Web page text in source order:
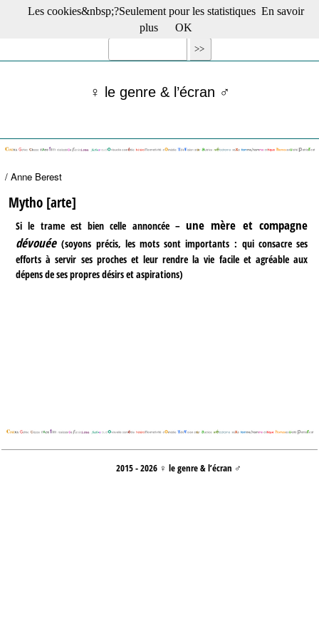
☰ Menu
Films récents
Films -TV/plates-formes
Archives
S’abonner à la Lettre !
♀ le genre & l’écran ♂
/ Anne Berest
Mytho [arte]
Si le trame est bien celle annoncée –une mère et compagne
dévouée (soyons précis, les mots sont importants : qui consacre ses
efforts à servir ses proches et leur rendre la vie facile et agréable aux
dépens de ses propres désirs et aspirations)
2015 - 2026 ♀ le genre & l’écran ♂
Les cookies&nbsp;?Seulement pour les statistiques En savoir
plus
OK